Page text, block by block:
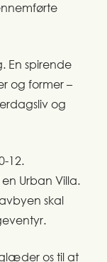
En spirende
og former –
og
12.
Urban Villa.
skal
os til at